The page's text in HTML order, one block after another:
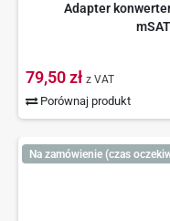
Adapter
79,50 zł z VAT
Porównaj produkt
Na zamówienie (czas